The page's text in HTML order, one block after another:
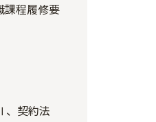
課程履修要
、契約法